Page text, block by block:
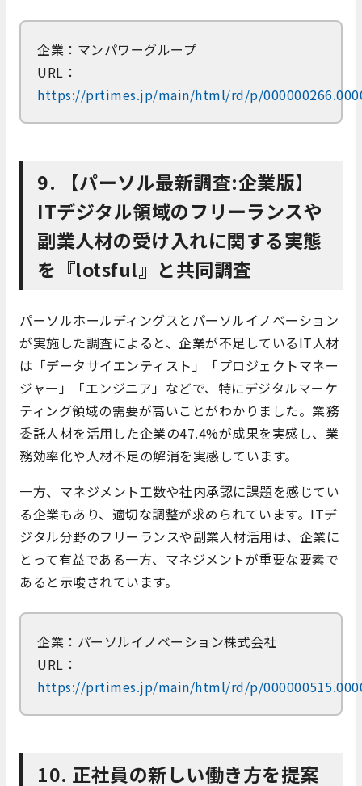
企業：マンパワーグループ
URL：
https://prtimes.jp/main/html/rd/p/
9. 【パーソル最新調査:企業版】
ITデジタル領域のフリーランスや
副業人材の受け入れに関する実態
を『lotsful』と共同調査
パーソルホールディングスとパーソルイノベーション
が実施した調査によると、企業が不足しているIT人材
は「データサイエンティスト」「プロジェクトマネー
ジャー」「エンジニア」などで、特にデジタルマーケ
ティング領域の需要が高いことがわかりました。業務
委託人材を活用した企業の47.4%が成果を実感し、業
務効率化や人材不足の解消を実感しています。
一方、マネジメント工数や社内承認に課題を感じてい
る企業もあり、適切な調整が求められています。ITデ
ジタル分野のフリーランスや副業人材活用は、企業に
とって有益である一方、マネジメントが重要な要素で
あると示唆されています。
企業：パーソルイノベーション株式会社
URL：
https://prtimes.jp/main/html/rd/p/
10. 正社員の新しい働き方を提案